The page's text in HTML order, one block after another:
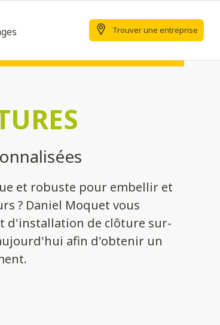
Trouver une entreprise
et robuste pour embellir et
? Daniel Moquet vous
d'installation de clôture sur-
afin d'obtenir un